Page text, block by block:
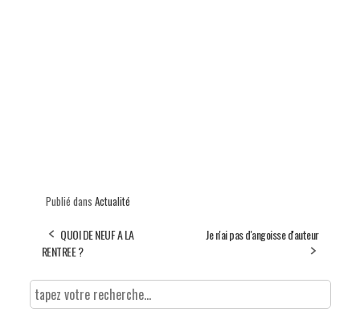
Publié dans Actualité
QUOI DE NEUF A LA
RENTREE ?
Je n'ai pas d'angoisse d'auteur